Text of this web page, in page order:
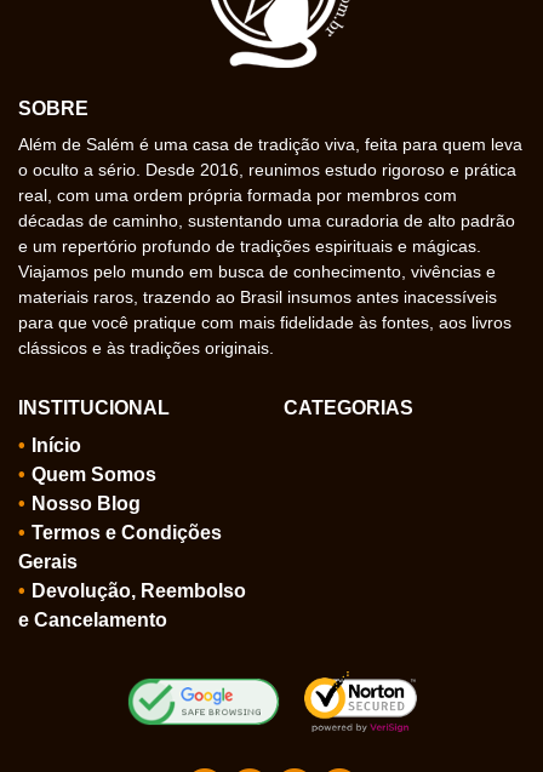
SOBRE
Além de Salém é uma casa de tradição viva, feita para quem leva
o oculto a sério. Desde 2016, reunimos estudo rigoroso e prática
real, com uma ordem própria formada por membros com
décadas de caminho, sustentando uma curadoria de alto padrão
e um repertório profundo de tradições espirituais e mágicas.
Viajamos pelo mundo em busca de conhecimento, vivências e
materiais raros, trazendo ao Brasil insumos antes inacessíveis
para que você pratique com mais fidelidade às fontes, aos livros
clássicos e às tradições originais.
INSTITUCIONAL
Início
Quem Somos
Nosso Blog
Termos e Condições
Gerais
Devolução, Reembolso
e Cancelamento
CATEGORIAS